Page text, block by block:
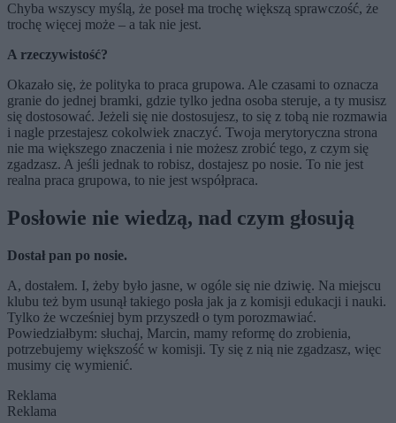
Chyba wszyscy myślą, że poseł ma trochę większą sprawczość, że
trochę więcej może – a tak nie jest.
A rzeczywistość?
Okazało się, że polityka to praca grupowa. Ale czasami to oznacza
granie do jednej bramki, gdzie tylko jedna osoba steruje, a ty musisz
się dostosować. Jeżeli się nie dostosujesz, to się z tobą nie rozmawia
i nagle przestajesz cokolwiek znaczyć. Twoja merytoryczna strona
nie ma większego znaczenia i nie możesz zrobić tego, z czym się
zgadzasz. A jeśli jednak to robisz, dostajesz po nosie. To nie jest
realna praca grupowa, to nie jest współpraca.
Posłowie nie wiedzą, nad czym głosują
Dostał pan po nosie.
A, dostałem. I, żeby było jasne, w ogóle się nie dziwię. Na miejscu
klubu też bym usunął takiego posła jak ja z komisji edukacji i nauki.
Tylko że wcześniej bym przyszedł o tym porozmawiać.
Powiedziałbym: słuchaj, Marcin, mamy reformę do zrobienia,
potrzebujemy większość w komisji. Ty się z nią nie zgadzasz, więc
musimy cię wymienić.
Reklama
Reklama